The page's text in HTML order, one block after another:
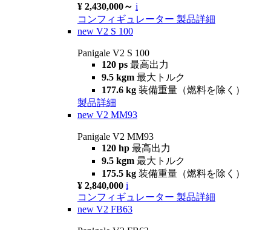
¥ 2,430,000～ i
コンフィギュレーター 製品詳細
new V2 S 100
Panigale V2 S 100
120 ps 最高出力
9.5 kgm 最大トルク
177.6 kg 装備重量（燃料を除く）
製品詳細
new V2 MM93
Panigale V2 MM93
120 hp 最高出力
9.5 kgm 最大トルク
175.5 kg 装備重量（燃料を除く）
¥ 2,840,000 i
コンフィギュレーター 製品詳細
new V2 FB63